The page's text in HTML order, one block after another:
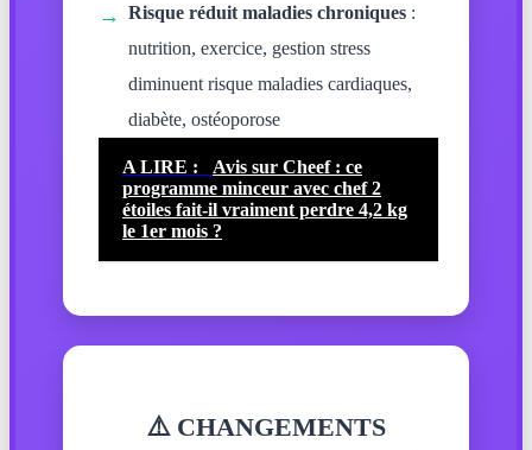
→ Risque réduit maladies chroniques :
nutrition, exercice, gestion stress
diminuent risque maladies cardiaques,
diabète, ostéoporose
A LIRE :
Avis sur Cheef : ce
programme minceur avec chef 2
étoiles fait-il vraiment perdre 4,2 kg
le 1er mois ?
⚠️ CHANGEMENTS